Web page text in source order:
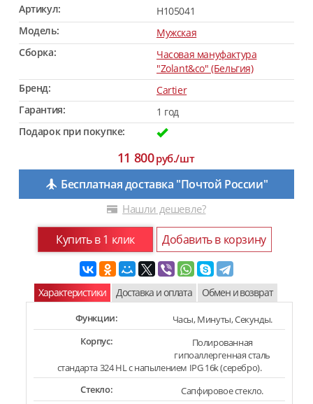
Артикул:
H105041
Модель:
Мужская
Сборка:
Часовая мануфактура
"Zolant&co" (Бельгия)
Бренд:
Cartier
Гарантия:
1 год
Подарок при покупке:
11 800руб./шт
Бесплатная доставка "Почтой России"
Нашли дешевле?
Купить в 1 клик Добавить в корзину
Характеристики Доставка и оплата Обмен и возврат
Функции:
Часы, Минуты, Секунды.
Корпус:
Полированная
гипоаллергенная сталь
стандарта 324 HL с напылением IPG 16k (серебро).
Стекло:
Сапфировое стекло.